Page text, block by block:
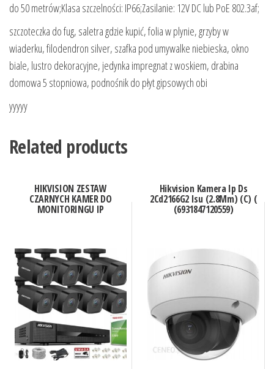
do 50 metrów;Klasa szczelności: IP66;Zasilanie: 12V DC lub PoE 802.3af;
szczoteczka do fug, saletra gdzie kupić, folia w plynie, grzyby w
wiaderku, filodendron silver, szafka pod umywalke niebieska, okno
biale, lustro dekoracyjne, jedynka impregnat z woskiem, drabina
domowa 5 stopniowa, podnośnik do płyt gipsowych obi
yyyyy
Related products
HIKVISION ZESTAW
CZARNYCH KAMER DO
MONITORINGU IP
Hikvision Kamera Ip Ds
2Cd2166G2 Isu (2.8Mm) (C) (
(6931847120559)